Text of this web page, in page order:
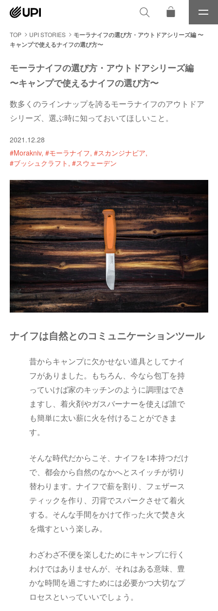
メ
ニ
ュ
TOP UPI STORIES
モーラナイフの選び方・アウトドアシリーズ編 〜
キャンプで使えるナイフの選び方〜
モーラナイフの選び方・アウトドアシリーズ編
〜キャンプで使えるナイフの選び方〜
数多くのラインナップを誇るモーラナイフのアウトドア
シリーズ、選ぶ時に知っておいてほしいこと。
2021.12.28
#Morakniv #モーラナイフ #スカンジナビア
#ブッシュクラフト #スウェーデン
ナイフは自然とのコミュニケーションツール
昔からキャンプに欠かせない道具としてナイ
フがありました。もちろん、今なら包丁を持
っていけば家のキッチンのように調理はでき
ますし、着火剤やガスバーナーを使えば誰で
も簡単に太い薪に火を付けることができま
す。
そんな時代だからこそ、ナイフを1本持つだけ
で、都会から自然のなかへとスイッチが切り
替わります。ナイフで薪を割り、フェザース
ティックを作り、刃背でスパークさせて着火
する。そんな手間をかけて作った火で焚き火
を熾すという楽しみ。
わざわざ不便を楽しむためにキャンプに行く
わけではありませんが、それはある意味、豊
かな時間を過ごすためには必要かつ大切なプ
ロセスといっていいでしょう。